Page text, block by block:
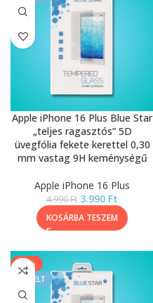
Apple iPhone 16 Plus Blue Star
„teljes ragasztós” 5D
üvegfólia fekete kerettel 0,30
mm vastag 9H keménységű
Apple iPhone 16 Plus
4.990Ft 3.990 Ft
KOSÁRBA TESZEM
-20%
KIEMELT